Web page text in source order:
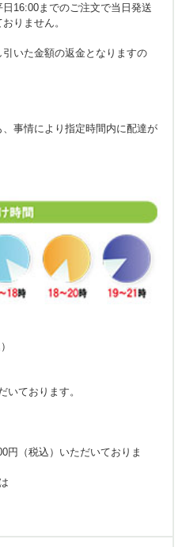
16:00までのご注文で当日発送
りません。
いた金額の返金となりますの
事情により指定時間内に配達が
いております。
円（税込）いただいておりま